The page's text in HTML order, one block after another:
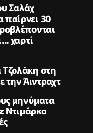
Σαλάχ
30
χαρτί
στη
την Άιντραχτ
μηνύματα
Ντιμάρκο